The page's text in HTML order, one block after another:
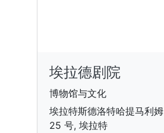
埃拉德剧院
博物馆与文化
埃拉特斯德洛特哈提马利姆
25 号, 埃拉特